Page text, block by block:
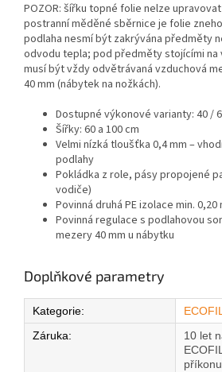
POZOR: šířku topné folie nelze
postranní měděné sběrnice je folie
podlaha nesmí být zakrývána předměty
odvodu tepla; pod předměty stojícími na
musí být vždy odvětrávaná vzduchová
40 mm (nábytek na nožkách).
Dostupné výkonové varianty: 40 /
Šířky: 60 a 100 cm
Velmi nízká tloušťka 0,4 mm –
podlahy
Pokládka z role, pásy propojené
vodiče)
Povinná druhá PE izolace min. 0,20
Povinná regulace s podlahovou
mezery 40 mm u nábytku
Doplňkové parametry
Kategorie:
Záruka:
10 let